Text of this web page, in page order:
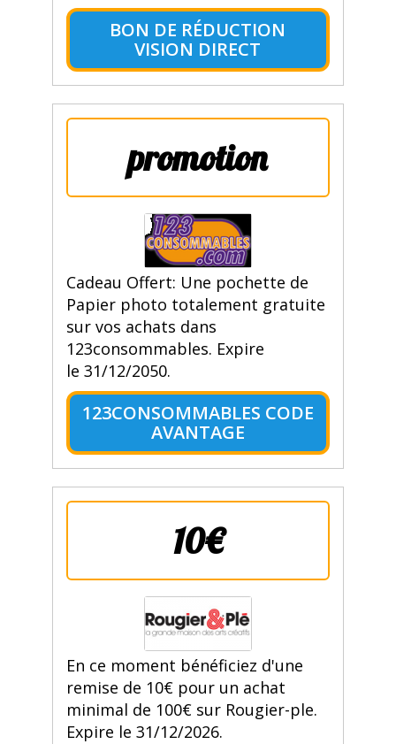
BON DE RÉDUCTION
VISION DIRECT
promotion
Cadeau Offert: Une pochette de
Papier photo totalement gratuite
sur vos achats dans
123consommables. Expire
le 31/12/2050.
123CONSOMMABLES CODE
AVANTAGE
10€
En ce moment bénéficiez d'une
remise de 10€ pour un achat
minimal de 100€ sur Rougier-ple.
Expire le 31/12/2026.